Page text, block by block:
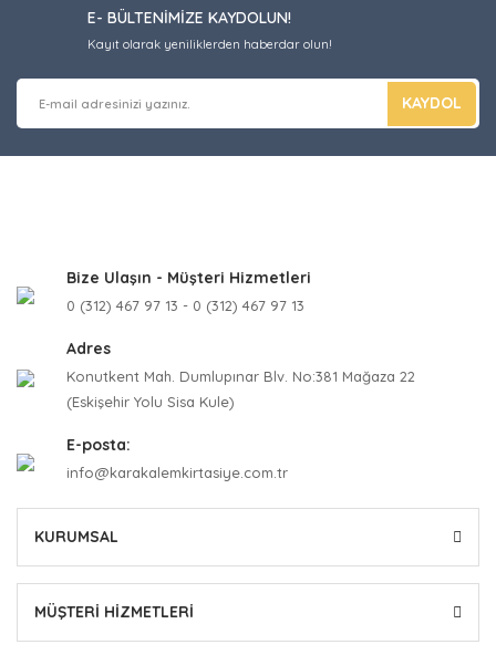
E- BÜLTENİMİZE KAYDOLUN!
Kayıt olarak yeniliklerden haberdar olun!
KAYDOL
Bize Ulaşın - Müşteri Hizmetleri
0 (312) 467 97 13 - 0 (312) 467 97 13
Adres
Konutkent Mah. Dumlupınar Blv. No:381 Mağaza 22
(Eskişehir Yolu Sisa Kule)
E-posta:
info@karakalemkirtasiye.com.tr
KURUMSAL
MÜŞTERİ HİZMETLERİ